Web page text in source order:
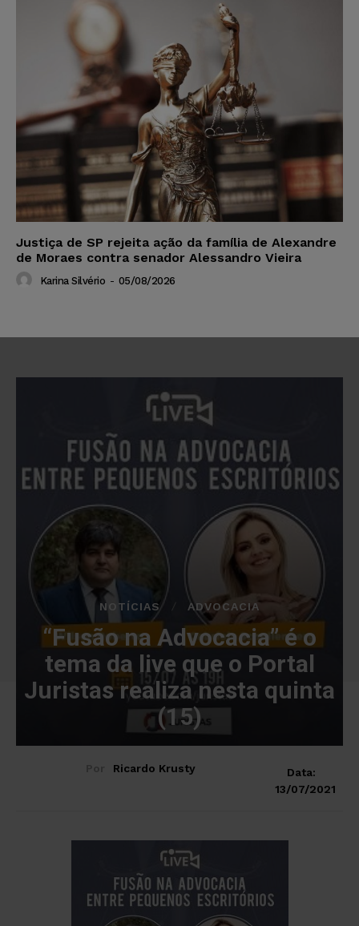
Justiça de SP rejeita ação da família de Alexandre
de Moraes contra senador Alessandro Vieira
Karina Silvério - 05/08/2026